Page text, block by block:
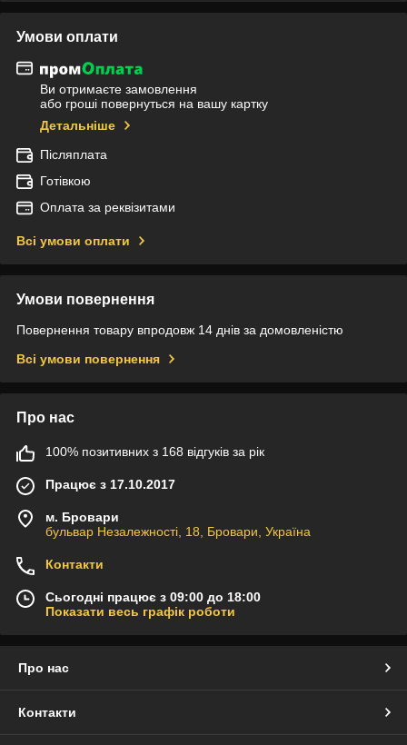
Умови оплати
Ви отримаєте замовлення
або гроші повернуться на вашу картку
Детальніше
Післяплата
Готівкою
Оплата за реквізитами
Всі умови оплати
Умови повернення
Повернення товару впродовж 14 днів за домовленістю
Всі умови повернення
Про нас
100% позитивних з 168 відгуків за рік
Працює з 17.10.2017
м. Бровари
бульвар Незалежності, 18, Бровари, Україна
Контакти
Сьогодні працює з 09:00 до 18:00
Показати весь графік роботи
Про нас
Контакти